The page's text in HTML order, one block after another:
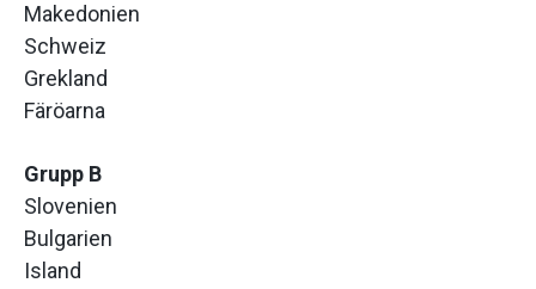
Makedonien
Schweiz
Grekland
Färöarna
Grupp B
Slovenien
Bulgarien
Island